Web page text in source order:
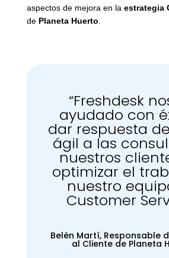
aspectos de mejora en la estrategia
de Planeta Huerto
“Freshdesk
ayudado con
dar respuesta
ágil a las
nuestros
optimizar el
nuestro
Customer
Belén Martí, Responsable
al Cliente de Planeta